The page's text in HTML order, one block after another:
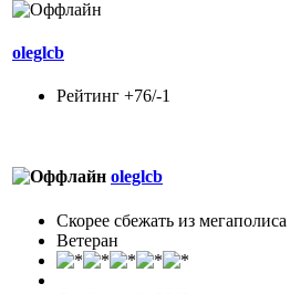
oleglcb
Рейтинг +76/-1
oleglcb
Скорее сбежать из мегаполиса
Ветеран